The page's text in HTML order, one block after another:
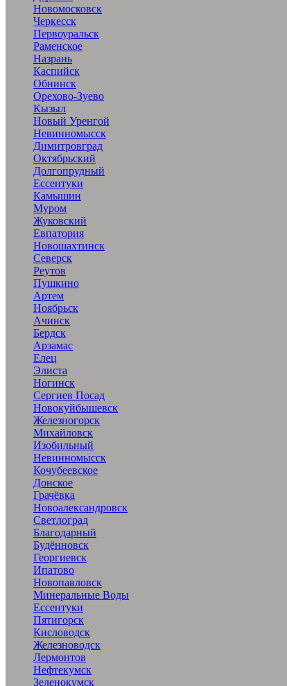
Новомосковск
Черкесск
Первоуральск
Раменское
Назрань
Каспийск
Обнинск
Орехово-Зуево
Кызыл
Новый Уренгой
Невинномысск
Димитровград
Октябрьский
Долгопрудный
Ессентуки
Камышин
Муром
Жуковский
Евпатория
Новошахтинск
Северск
Реутов
Пушкино
Артем
Ноябрьск
Ачинск
Бердск
Арзамас
Елец
Элиста
Ногинск
Сергиев Посад
Новокуйбышевск
Железногорск
Михайловск
Изобильный
Невинномысск
Кочубеевское
Донское
Грачёвка
Новоалександровск
Светлоград
Благодарный
Будённовск
Георгиевск
Ипатово
Новопавловск
Минеральные Воды
Ессентуки
Пятигорск
Кисловодск
Железноводск
Лермонтов
Нефтекумск
Зеленокумск